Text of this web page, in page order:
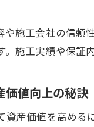
施工会社の信
施工実績や保証
価値向上の秘訣
資産価値を高め